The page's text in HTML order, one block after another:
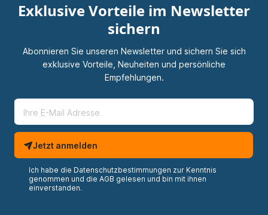
Exklusive Vorteile im Newsletter
sichern
Abonnieren Sie unseren Newsletter und sichern Sie sich
exklusive Vorteile, Neuheiten und persönliche
Empfehlungen.
Jetzt anmelden
Ich habe die Datenschutzbestimmungen zur Kenntnis
genommen und die AGB gelesen und bin mit ihnen
einverstanden.